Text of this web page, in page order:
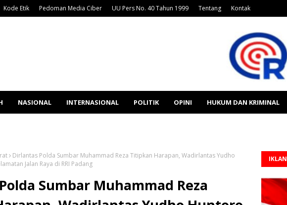
Kode Etik Pedoman Media Ciber UU Pers No. 40 Tahun 1999 Tentang Kontak
NASIONAL INTERNASIONAL POLITIK OPINI HUKUM DAN KRIMINAL
Dirlantas Polda Sumbar Muhammad Reza Titipkan Harapan, Wadirlantas Yudho
Jalan Raya di RRI Padang
Sumbar Muhammad Reza
IKLAN